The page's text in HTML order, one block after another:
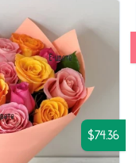
$74.36